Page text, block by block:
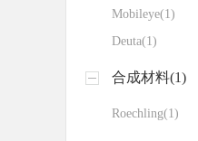
Mobileye(1)
Deuta(1)
合成材料(1)
Roechling(1)